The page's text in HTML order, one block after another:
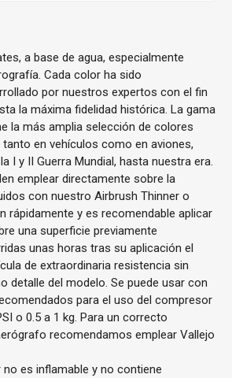
a base de agua, especialmente
Cada color ha sido
por nuestros expertos con el fin
la máxima fidelidad histórica. La gama
la más amplia selección de colores
en vehículos como en aviones,
I y II Guerra Mundial, hasta nuestra era.
emplear directamente sobre la
con nuestro Airbrush Thinner o
rápidamente y es recomendable aplicar
una superficie previamente
unas horas tras su aplicación el
de extraordinaria resistencia sin
detalle del modelo. Se puede usar con
para el uso del compresor
o 0.5 a 1 kg. Para un correcto
recomendamos emplear Vallejo
no es inflamable y no contiene